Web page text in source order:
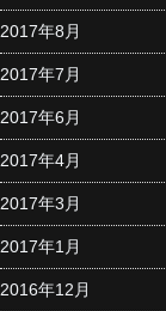
2017年8月
2017年7月
2017年6月
2017年4月
2017年3月
2017年1月
2016年12月